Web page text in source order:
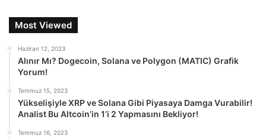
Most Viewed
Haziran 12, 2023
Alınır Mı? Dogecoin, Solana ve Polygon (MATIC) Grafik
Yorum!
Temmuz 15, 2023
Yükselişiyle XRP ve Solana Gibi Piyasaya Damga Vurabilir!
Analist Bu Altcoin’in 1’i 2 Yapmasını Bekliyor!
Temmuz 16, 2023